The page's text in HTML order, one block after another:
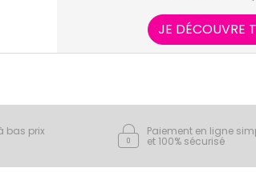
JE DÉCOUVRE
bas prix Paiement en ligne
et 100% sécurisé